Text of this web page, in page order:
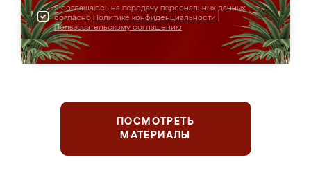
Я соглашаюсь на передачу персональных данных
согласно Политике конфиденциальности
Пользовательскому соглашению
ПОСМОТРЕТЬ
МАТЕРИАЛЫ